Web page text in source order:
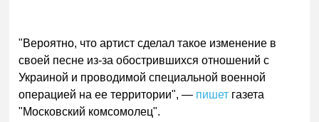
"Вероятно, что артист сделал такое изменение в
своей песне из-за обострившихся отношений с
Украиной и проводимой специальной военной
операцией на ее территории", — пишет газета
"Московский комсомолец".